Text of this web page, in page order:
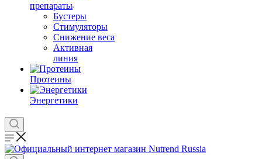
препараты
Бустеры
Стимуляторы
Снижение веса
Активная
линия
Протеины
Энергетики